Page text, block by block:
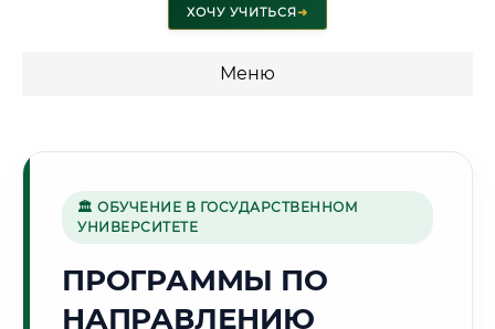
ХОЧУ УЧИТЬСЯ➜
Меню
специальности"
Стоимость по программам обучения "Судебная экспертиза"
Стоимость по программам обучения "Экспертиза"
🏛 ОБУЧЕНИЕ В ГОСУДАРСТВЕННОМ
УНИВЕРСИТЕТЕ
ПРОГРАММЫ ПО
НАПРАВЛЕНИЮ